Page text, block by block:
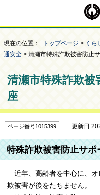
現在の位置： トップページ > くら
通安全 > 清瀬市特殊詐欺被害防止
清瀬市特殊詐欺
座
ページ番号1015399 更新日
特殊詐欺被害防止サポ
近年、高齢者を中心に、オ
欺被害が後をたちません。